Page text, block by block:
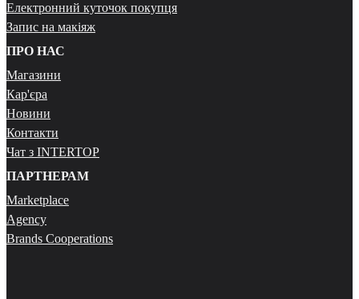
Електронний куточок покупця
Запис на макіяж
ПРО НАС
Магазини
Кар'єра
Новини
Контакти
Чат з INTERTOP
ПАРТНЕРАМ
Marketplace
Agency
Brands Cooperations